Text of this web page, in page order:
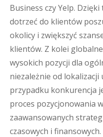
Business czy Yelp.
dotrzeć do klientów
okolicy i zwiększyć
klientów. Z kolei
wysokich pozycji dla
niezależnie od lokalizacji
przypadku konkurencja
proces pozycjonowania
zaawansowanych
czasowych i finansowych.